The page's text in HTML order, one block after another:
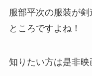
服部平次の服装が
ところですよね！
知りたい方は是非映